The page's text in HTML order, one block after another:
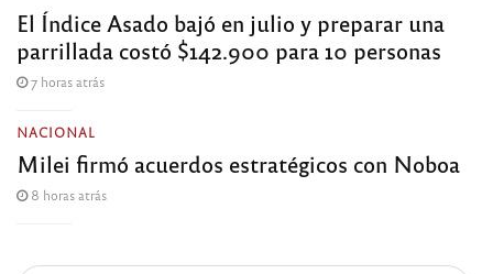
El Índice Asado bajó en julio y preparar una
parrillada costó $142.900 para 10 personas
7 horas atrás
NACIONAL
Milei firmó acuerdos estratégicos con Noboa
8 horas atrás